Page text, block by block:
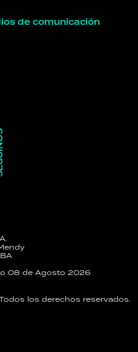
de comunicación
08 de Agosto 2026
los derechos reservados.